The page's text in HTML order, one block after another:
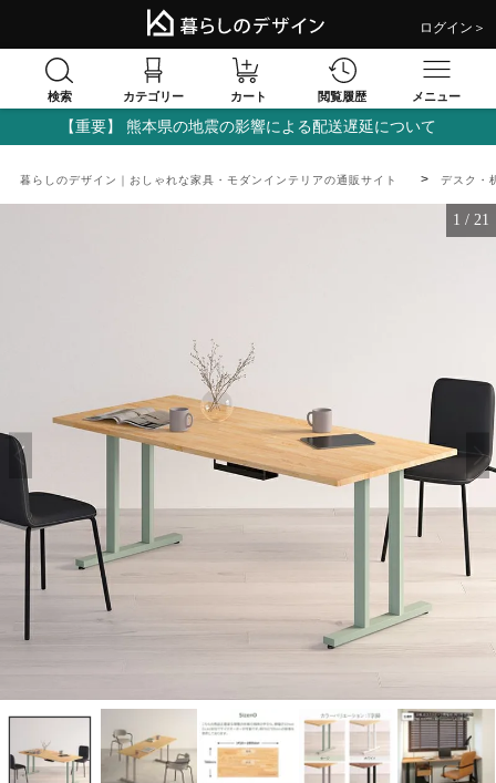
ログイン＞
検索 カテゴリー カート 閲覧履歴 メニュー
【重要】 熊本県の地震の影響による配送遅延について
暮らしのデザイン｜おしゃれな家具・モダンインテリアの通販サイト デスク・
1 / 21